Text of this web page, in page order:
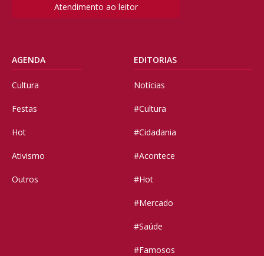
Atendimento ao leitor
AGENDA
Cultura
Festas
Hot
Ativismo
Outros
EDITORIAS
Notícias
#Cultura
#Cidadania
#Acontece
#Hot
#Mercado
#Saúde
#Famosos